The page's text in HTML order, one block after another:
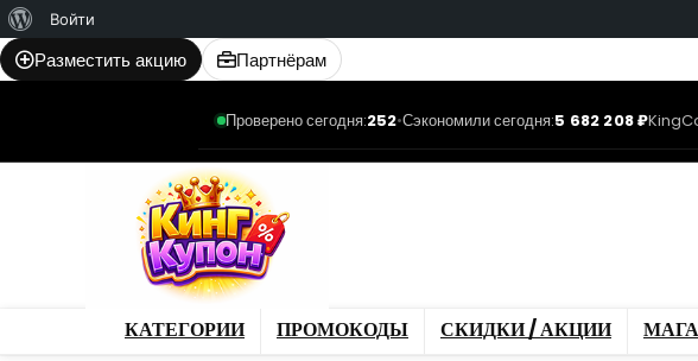
WordPress
Войти
Разместить акцию Партнёрам
Проверено сегодня:252•Сэкономили сегодня:5 682 208 ₽
КАТЕГОРИИ ПРОМОКОДЫ СКИДКИ / АКЦИИ